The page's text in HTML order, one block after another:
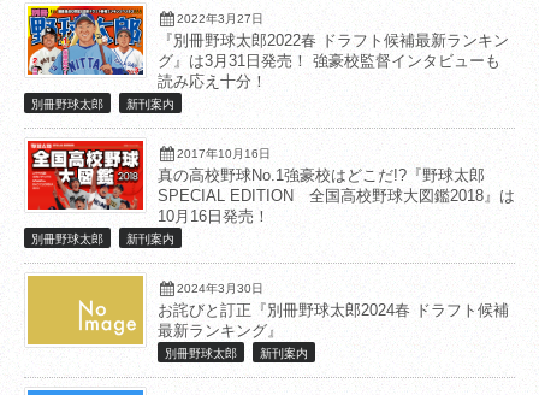
2022年3月27日
『別冊野球太郎2022春 ドラフト候補最新ランキン
グ』は3月31日発売！ 強豪校監督インタビューも
読み応え十分！
別冊野球太郎 新刊案内
2017年10月16日
真の高校野球No.1強豪校はどこだ!?『野球太郎
SPECIAL EDITION 全国高校野球大図鑑2018』は
10月16日発売！
別冊野球太郎 新刊案内
2024年3月30日
お詫びと訂正『別冊野球太郎2024春 ドラフト候補
最新ランキング』
別冊野球太郎 新刊案内